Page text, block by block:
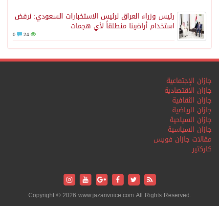
رئيس وزراء العراق لرئيس الاستخبارات السعودي: نرفض
استخدام أراضينا منطلقاً لأي هجمات
24
جازان الإجتماعية
جازان الاقتصادية
جازان الثقافية
جازان الرياضية
جازان السياحية
جازان السياسية
مقالات جازان فويس
كاركتير
Copyright © 2026 www.jazanvoice.com All Rights Reserved.